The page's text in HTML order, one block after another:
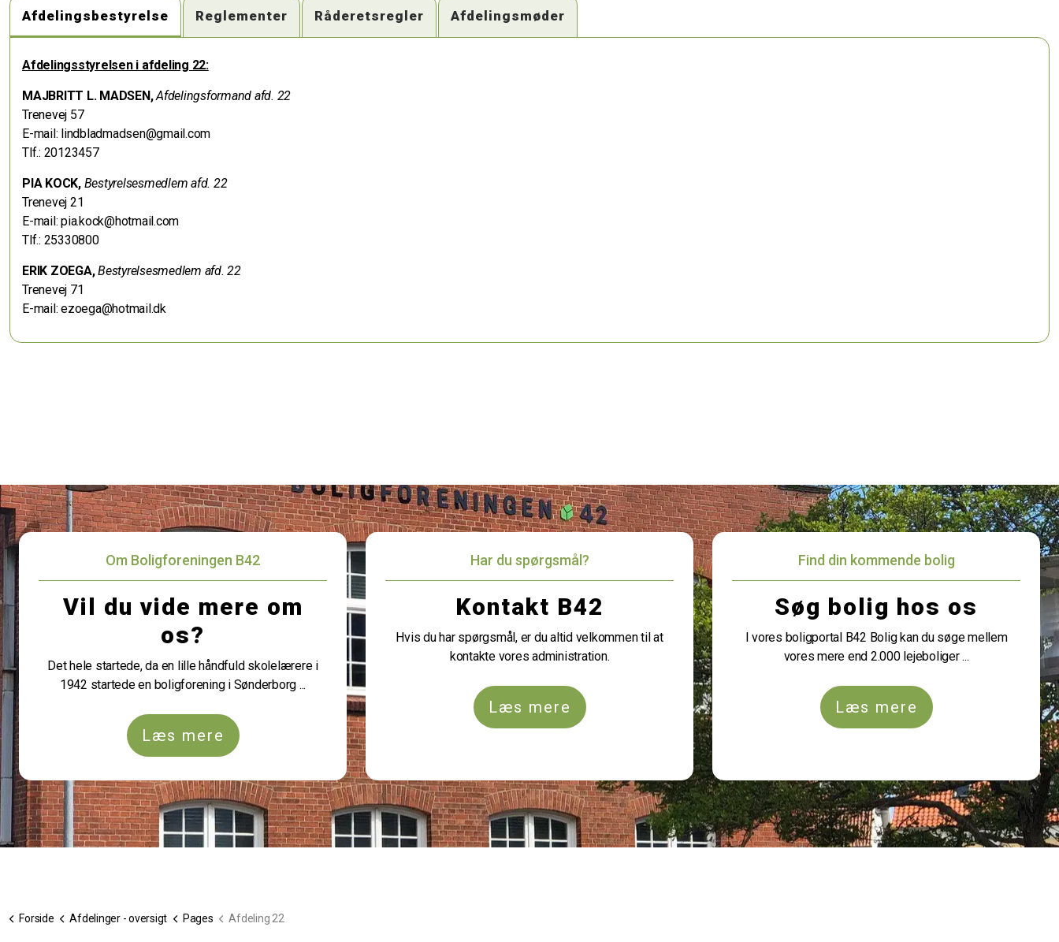
Afdelingsbestyrelse Reglementer Råderetsregler Afdelingsmøder
Afdelingsstyrelsen i afdeling 22:
MAJBRITT L. MADSEN,Afdelingsformand afd. 22
Trenevej 57
E-mail: lindbladmadsen@gmail.com
Tlf.: 20123457
PIA KOCK, Bestyrelsesmedlem afd. 22
Trenevej 21
E-mail: pia.kock@hotmail.com
Tlf.: 25330800
ERIK ZOEGA,Bestyrelsesmedlem afd. 22
Trenevej 71
E-mail: ezoega@hotmail.dk
Om Boligforeningen B42
Vil du vide mere om
os?
Det hele startede, da en lille håndfuld skolelærere i
1942 startede en boligforening i Sønderborg ...
Læs mere
Har du spørgsmål?
Kontakt B42
Hvis du har spørgsmål, er du altid velkommen til at
kontakte vores administration.
Læs mere
Find din kommende bolig
Søg bolig hos os
I vores boligportal B42 Bolig kan du søge mellem
vores mere end 2.000 lejeboliger ...
Læs mere
Forside Afdelinger - oversigt Pages Afdeling 22